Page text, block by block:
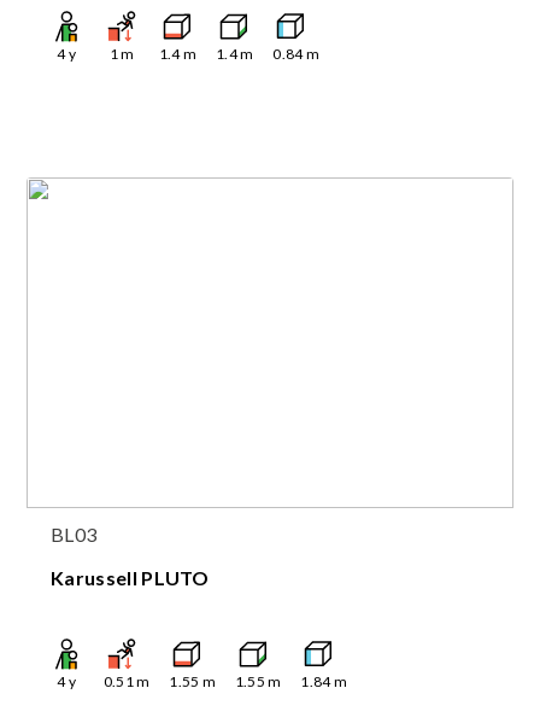
4y 1m 1.4m 1.4m 0.84m
BL03
Karussell PLUTO
4y 0.51m 1.55 m 1.55 m 1.84m